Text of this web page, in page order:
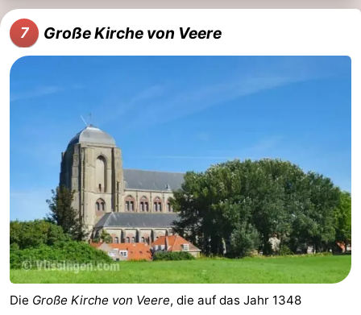
7 Große Kirche von Veere
Die Große Kirche von Veere, die auf das Jahr 1348